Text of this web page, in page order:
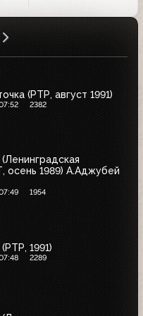
(РТР, август 1991)
2382
осень 1989) А.Аджубей
1954
1991)
2289